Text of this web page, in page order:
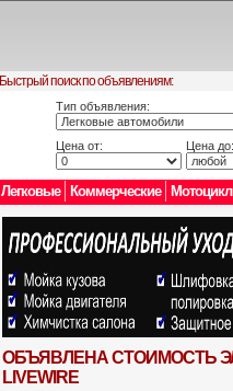
Быстрый поиск по объявлениям:
Тип объявления:
Цена от: Цена до:
Легковые Коммерческие
ОБЪЯВЛЕНА СТОИМОСТЬ
LIVEWIRE